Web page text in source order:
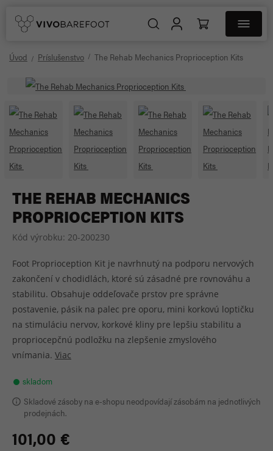
Úvod Príslušenstvo The Rehab Mechanics Proprioception Kits
THE REHAB MECHANICS
PROPRIOCEPTION KITS
Kód výrobku: 20-200230
Foot Proprioception Kit je navrhnutý na podporu nervových
zakončení v chodidlách, ktoré sú zásadné pre rovnováhu a
stabilitu. Obsahuje oddeľovače prstov pre správne
postavenie, pásik na palec pre oporu, mini korkovú loptičku
na stimuláciu nervov, korkové kliny pre lepšiu stabilitu a
propriocepčnú podložku na zlepšenie zmyslového
vnímania. Viac
skladom
Skladové zásoby na e-shopu neodpovídají zásobám na jednotlivých
prodejnách.
101,00 €